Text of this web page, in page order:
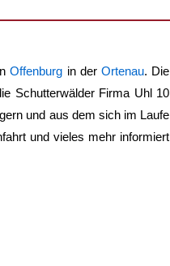
Offenburg in der Ortenau. Die
Schutterwälder Firma Uhl 10
und aus dem sich im Laufe
und vieles mehr informiert